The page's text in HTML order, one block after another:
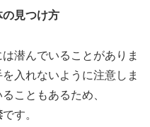
の見つけ方
潜んでいることがありま
入れないように注意しま
こともあるため、
です。